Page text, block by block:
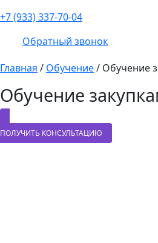
+7 (933) 337-70-04
Обратный звонок
Главная / Обучение/ Обучение
Обучение
ПОЛУЧИТЬ КОНСУЛЬТАЦИЮ